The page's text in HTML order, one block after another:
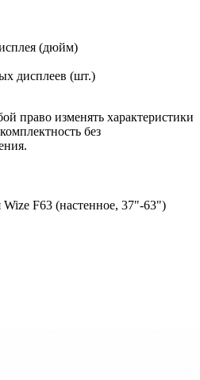
(дюйм)
дисплеев (шт.)
право изменять характеристики
без
F63 (настенное, 37"-63")